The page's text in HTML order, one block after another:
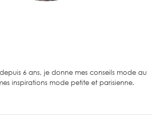
6 ans, je donne mes conseils mode au
inspirations mode petite et parisienne.